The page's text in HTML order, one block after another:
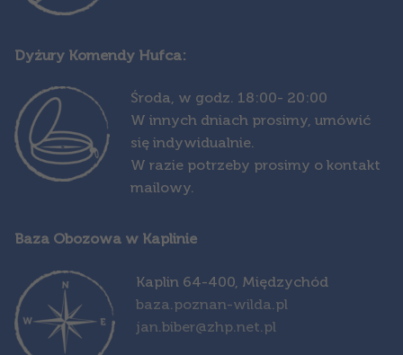
Dyżury Komendy Hufca:
Środa, w godz. 18:00- 20:00
W innych dniach prosimy, umówić
się indywidualnie.
W razie potrzeby prosimy o kontakt
mailowy.
Baza Obozowa w Kaplinie
Kaplin 64-400, Międzychód
baza.poznan-wilda.pl
jan.biber@zhp.net.pl